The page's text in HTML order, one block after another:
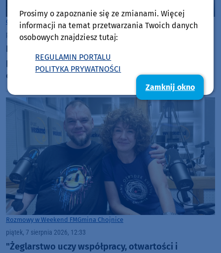
Gmina Chojnice
piątek, 7 sierpnia 2026, 13:08
Rada Gminy w Chojnicach jednak nie przyjęła
planu ogólnego. Decyzja została odsunięta w
czasie
Rozmowy w Weekend FMGmina Chojnice
piątek, 7 sierpnia 2026, 12:33
"Żeglarstwo uczy współpracy, otwartości i
Prosimy o zapoznanie się ze zmianami. Więcej
informacji na temat przetwarzania Twoich danych
osobowych znajdziesz tutaj:
REGULAMIN PORTALU
POLITYKA PRYWATNOŚCI
Zamknij okno